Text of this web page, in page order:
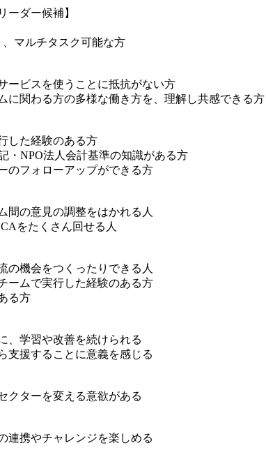
ーダー候補】
、マルチタスク可能な方
ービスを使うことに抵抗がない方
に関わる方の多様な働き方を、理解し共感できる方
した経験のある方
・NPO法人会計基準の知識がある方
のフォローアップができる方
間の意見の調整をはかれる人
をたくさん回せる人
の機会をつくったりできる人
ームで実行した経験のある方
る方
、学習や改善を続けられる
支援することに意義を感じる
クターを変える意欲がある
連携やチャレンジを楽しめる